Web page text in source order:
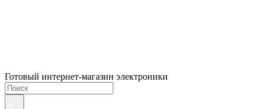
Готовый интернет-магазин электроники